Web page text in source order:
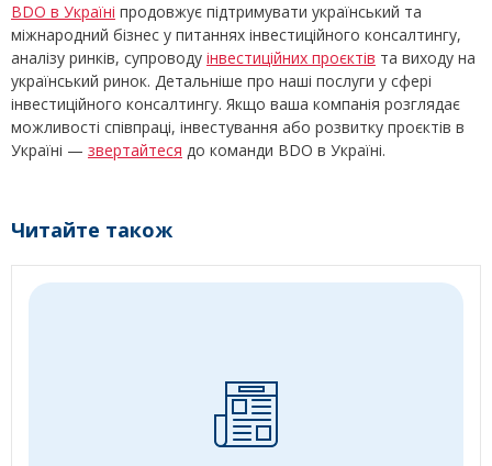
BDO в Україні продовжує підтримувати український та
міжнародний бізнес у питаннях інвестиційного консалтингу,
аналізу ринків, супроводу інвестиційних проєктів та виходу на
український ринок. Детальніше про наші послуги у сфері
інвестиційного консалтингу. Якщо ваша компанія розглядає
можливості співпраці, інвестування або розвитку проєктів в
Україні — звертайтеся до команди BDO в Україні.
Читайте також